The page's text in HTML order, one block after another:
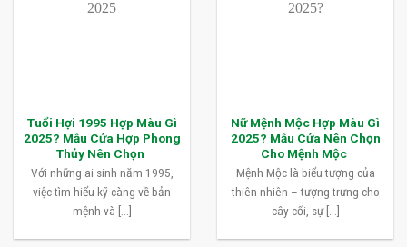
Tuổi Hợi 1995 Hợp Màu Gì
2025? Mẫu Cửa Hợp Phong
Thủy Nên Chọn
Với những ai sinh năm 1995,
việc tìm hiểu kỹ càng về bản
mệnh và [...]
Nữ Mệnh Mộc Hợp Màu Gì
2025? Mẫu Cửa Nên Chọn
Cho Mệnh Mộc
Mệnh Mộc là biểu tượng của
thiên nhiên – tượng trưng cho
cây cối, sự [...]